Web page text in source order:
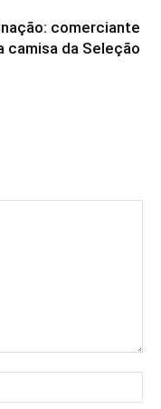
comerciante
camisa da Seleção